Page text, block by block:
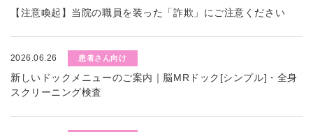
【注意喚起】当院の職員を装った「詐欺」にご注意ください
2026.06.26 患者さん向け
新しいドックメニューのご案内｜脳MRドック[シンプル]・全身
スクリーニング検査